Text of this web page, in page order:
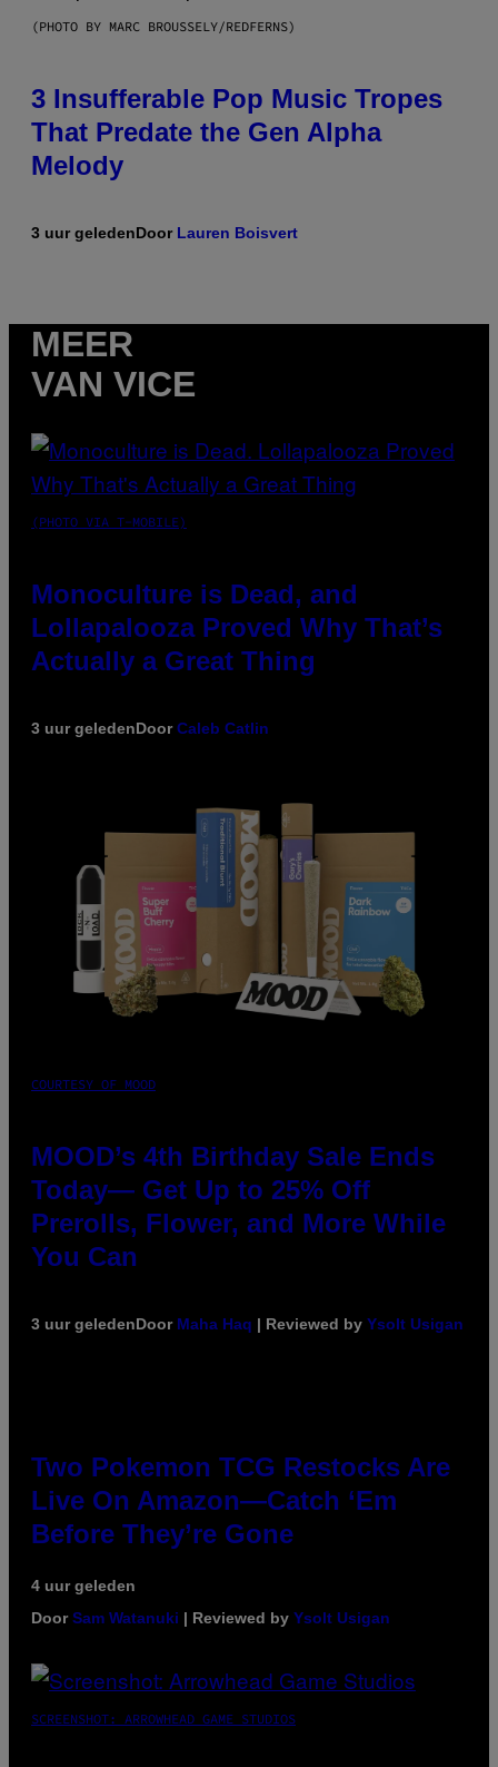
(PHOTO BY MARC BROUSSELY/REDFERNS)
3 Insufferable Pop Music Tropes
That Predate the Gen Alpha
Melody
3 uur geledenDoor Lauren Boisvert
MEER
VAN VICE
(PHOTO VIA T-MOBILE)
Monoculture is Dead, and
Lollapalooza Proved Why That’s
Actually a Great Thing
3 uur geledenDoorCaleb Catlin
COURTESY OF MOOD
MOOD’s 4th Birthday Sale Ends
Today— Get Up to 25% Off
Prerolls, Flower, and More While
You Can
3 uur geledenDoor Maha Haq | Reviewed by Ysolt Usigan
Two Pokemon TCG Restocks Are
Live On Amazon—Catch ‘Em
Before They’re Gone
4 uur geleden
DoorSam Watanuki | Reviewed by Ysolt Usigan
SCREENSHOT: ARROWHEAD GAME STUDIOS